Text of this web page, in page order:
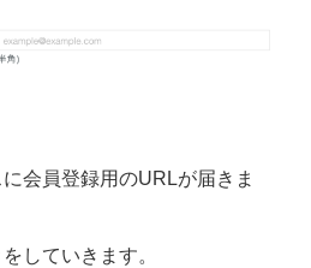
会員登録用のURLが届きま
していきます。